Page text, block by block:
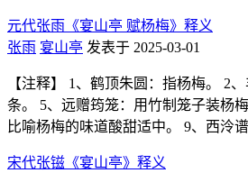
元代张雨《宴山亭 赋杨梅》释义
张雨 宴山亭 发表于 2025-03-01
【注释】 1、鹤顶朱圆：指杨梅。 2
条。 5、远赠筠笼：用竹制笼子装杨
比喻杨梅的味道酸甜适中。 9、西泠谱
宋代张镃《宴山亭》释义